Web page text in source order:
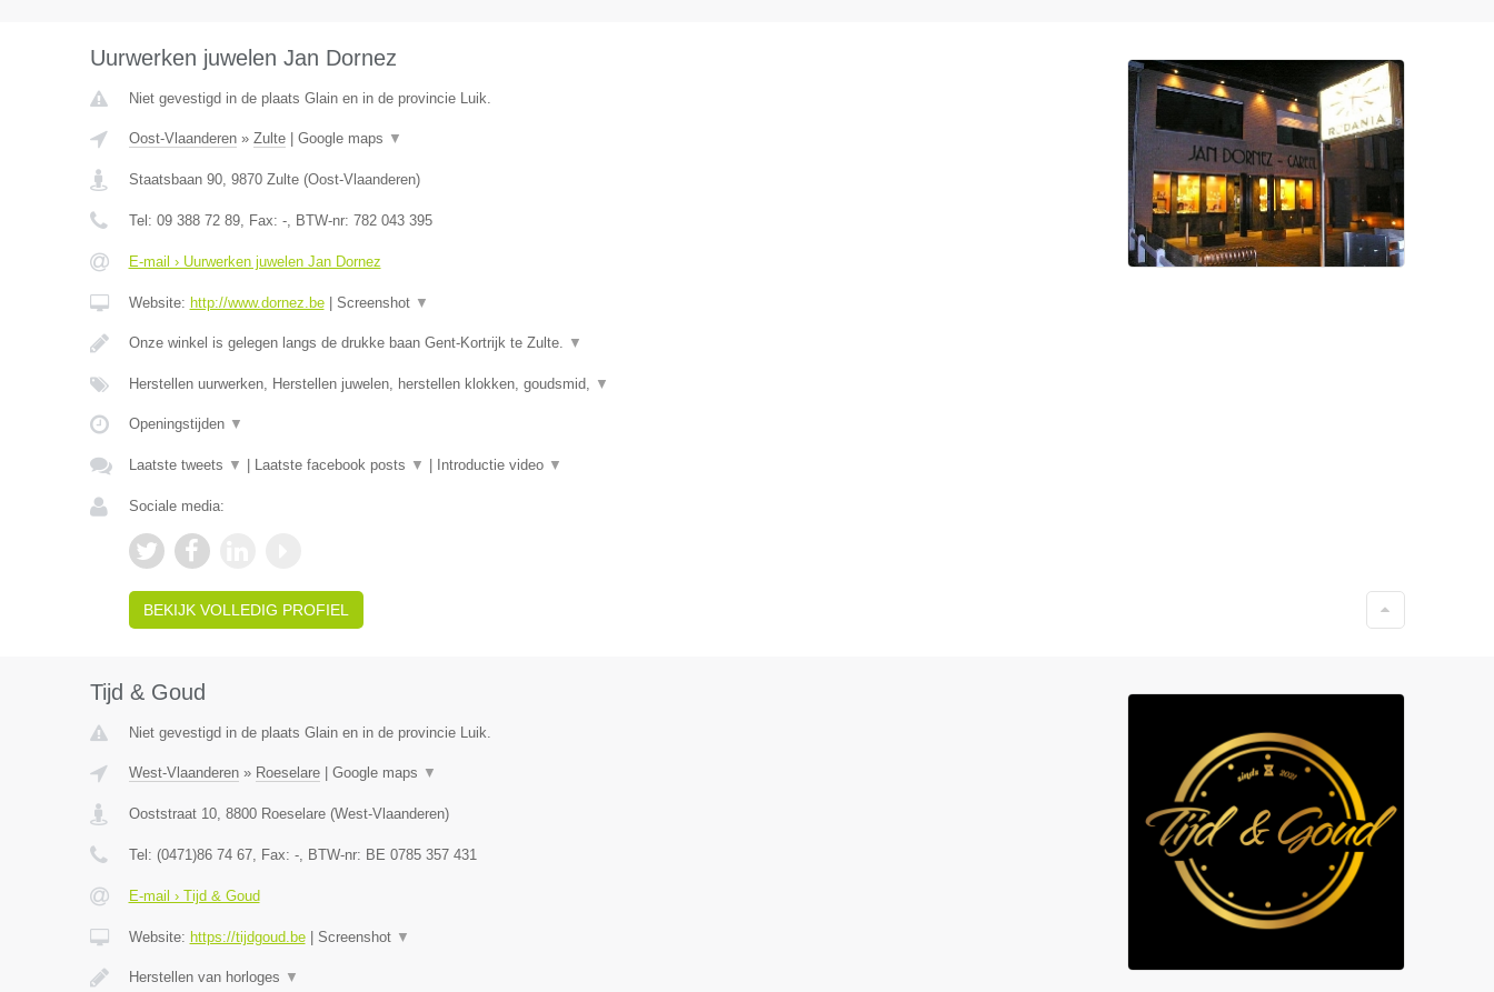
Uurwerken juwelen Jan Dornez
Niet gevestigd in de plaats Glain en in de provincie Luik.
Oost-Vlaanderen» Zulte| Google maps ▼
Staatsbaan 90, 9870 Zulte(Oost-Vlaanderen)
Tel: 09 388 72 89, Fax: -, BTW-nr: 782 043 395
E-mail › Uurwerken juwelen Jan Dornez
Website: http://www.dornez.be| Screenshot ▼
Onze winkel is gelegen langs de drukke baan Gent-Kortrijk te Zulte. ▼
Herstellen uurwerken, Herstellen juwelen, herstellen klokken, goudsmid, ▼
Openingstijden ▼
Laatste tweets ▼ Laatste facebook posts ▼ Introductie video ▼
Sociale media:
BEKIJK VOLLEDIG PROFIEL
Tijd & Goud
Niet gevestigd in de plaats Glain en in de provincie Luik.
West-Vlaanderen» Roeselare| Google maps ▼
Ooststraat 10, 8800 Roeselare(West-Vlaanderen)
Tel: (0471)86 74 67, Fax: -, BTW-nr: BE 0785 357 431
E-mail › Tijd & Goud
Website: https://tijdgoud.be| Screenshot ▼
Herstellen van horloges ▼